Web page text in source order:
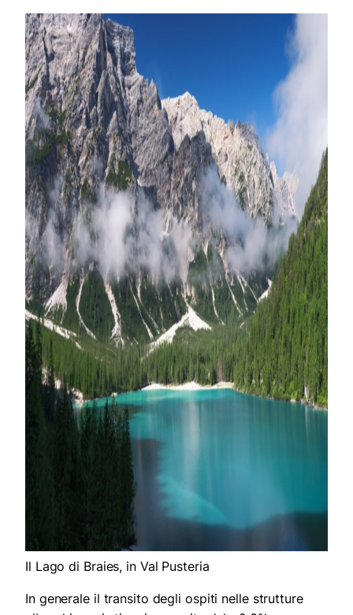
Il Lago di Braies, in Val Pusteria
In generale il transito degli ospiti nelle strutture